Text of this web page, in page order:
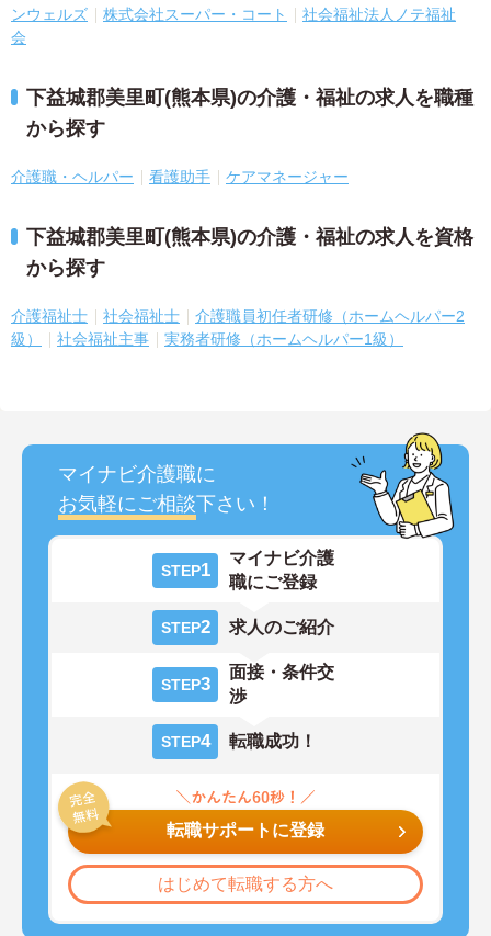
ンウェルズ
株式会社スーパー・コート
社会福祉法人ノテ福祉
会
下益城郡美里町(熊本県)の介護・福祉の求人を職種
から探す
介護職・ヘルパー 看護助手 ケアマネージャー
下益城郡美里町(熊本県)の介護・福祉の求人を資格
から探す
介護福祉士 社会福祉士
介護職員初任者研修（ホームヘルパー2
級）
社会福祉主事 実務者研修（ホームヘルパー1級）
マイナビ介護職に
お気軽にご相談下さい！
STEP1
マイナビ介護
職にご登録
STEP2 求人のご紹介
STEP3
面接・条件交
渉
STEP4 転職成功！
転職サポートに登録
はじめて転職する方へ